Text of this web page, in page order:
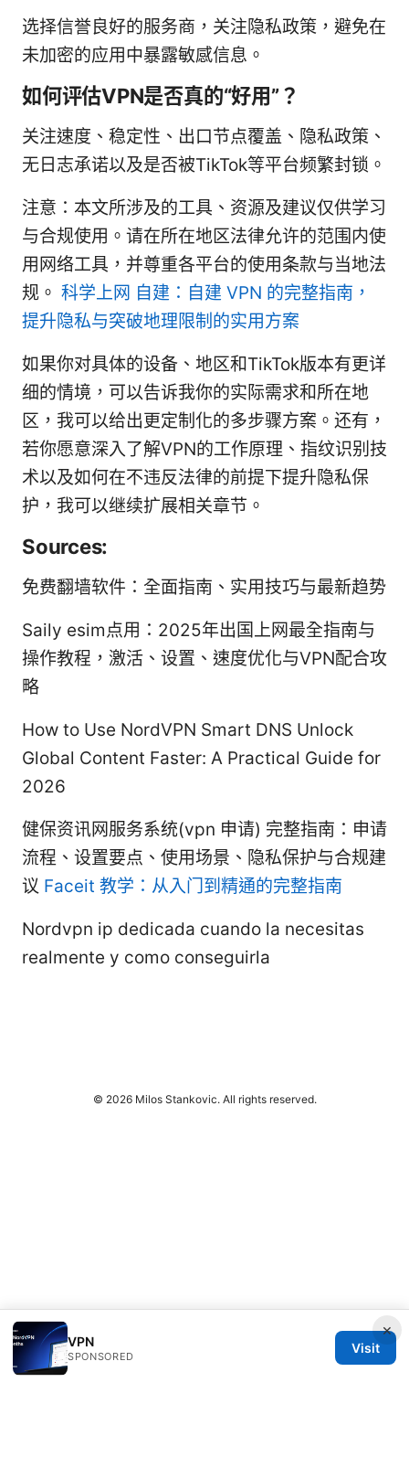
选择信誉良好的服务商，关注隐私政策，避免在
未加密的应用中暴露敏感信息。
如何评估VPN是否真的“好用”？
关注速度、稳定性、出口节点覆盖、隐私政策、
无日志承诺以及是否被TikTok等平台频繁封锁。
注意：本文所涉及的工具、资源及建议仅供学习
与合规使用。请在所在地区法律允许的范围内使
用网络工具，并尊重各平台的使用条款与当地法
规。 科学上网 自建：自建 VPN 的完整指南，
提升隐私与突破地理限制的实用方案
如果你对具体的设备、地区和TikTok版本有更详
细的情境，可以告诉我你的实际需求和所在地
区，我可以给出更定制化的多步骤方案。还有，
若你愿意深入了解VPN的工作原理、指纹识别技
术以及如何在不违反法律的前提下提升隐私保
护，我可以继续扩展相关章节。
Sources:
免费翻墙软件：全面指南、实用技巧与最新趋势
Saily esim点用：2025年出国上网最全指南与
操作教程，激活、设置、速度优化与VPN配合攻
略
How to Use NordVPN Smart DNS Unlock
Global Content Faster: A Practical Guide for
2026
健保资讯网服务系统(vpn 申请) 完整指南：申请
流程、设置要点、使用场景、隐私保护与合规建
议 Faceit 教学：从入门到精通的完整指南
Nordvpn ip dedicada cuando la necesitas
realmente y como conseguirla
×
VPN
SPONSORED
Visit
© 2026 Milos Stankovic. All rights reserved.